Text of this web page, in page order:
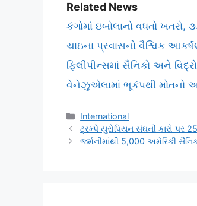
Related News
કંગોમાં ઇબોલાનો વધતો ખતરો,
ચાઇના પ્રવાસનો વૈશ્વિક
ફિલીપીન્સમાં સૈનિકો અને
વેનેઝુએલામાં ભૂકંપથી મોતનો
Categories
International
ટ્રમ્પે યુરોપિયન સંઘની કારો પર
જર્મનીમાંથી 5,000 અમેરિકી